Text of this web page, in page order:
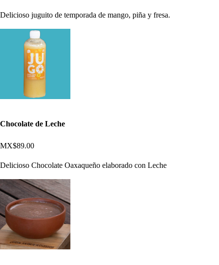
Delicioso juguito de temporada de mango, piña y fresa.
Chocolate de Leche
MX$89.00
Delicioso Chocolate Oaxaqueño elaborado con Leche